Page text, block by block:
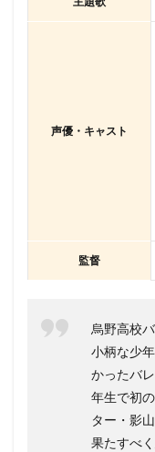
声優・キャスト
監督
烏野高校
小柄な少
かったバ
年生で初
ター・影
果たすべ